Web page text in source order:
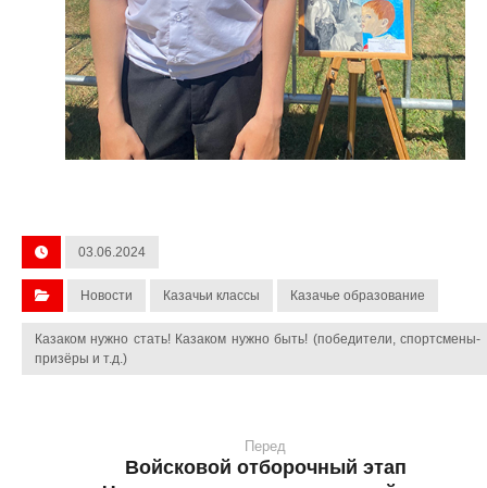
03.06.2024
Новости Казачьи классы Казачье образование
Казаком нужно стать! Казаком нужно быть! (победители, спортсмены-
призёры и т.д.)
Перед
Войсковой отборочный этап